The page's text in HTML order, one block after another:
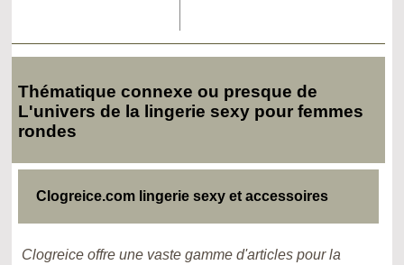
Thématique connexe ou presque de
L'univers de la lingerie sexy pour femmes
rondes
Clogreice.com lingerie sexy et accessoires
Clogreice offre une vaste gamme d'articles pour la